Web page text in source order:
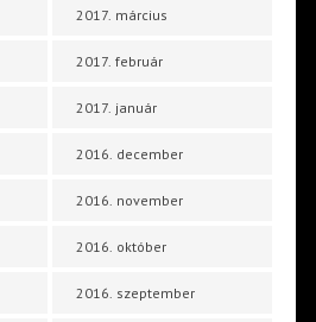
2017. március
2017. február
2017. január
2016. december
2016. november
2016. október
2016. szeptember